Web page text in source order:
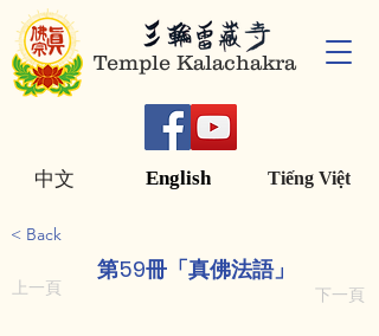
Temple Kalachakra
English Tiếng Việt
中文
< Back
第59冊「真佛法語」
上一頁 下一頁